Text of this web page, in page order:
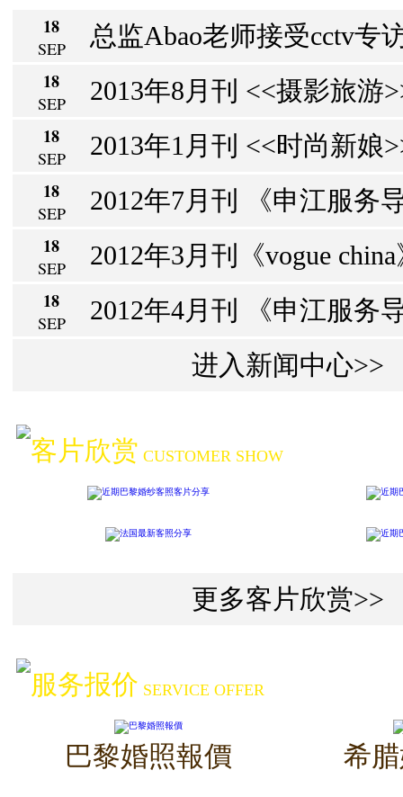
18
SEP 总监Abao老师接受cctv专
18
SEP 2013年8月刊 <<摄影旅游
18
SEP 2013年1月刊 <<时尚新娘
18
SEP 2012年7月刊 《申江服务
18
SEP 2012年3月刊《vogue
18
SEP 2012年4月刊 《申江服务
进入新闻中心>>
客片欣赏 CUSTOMER SHOW
更多客片欣赏>>
服务报价 SERVICE OFFER
巴黎婚照報價 希